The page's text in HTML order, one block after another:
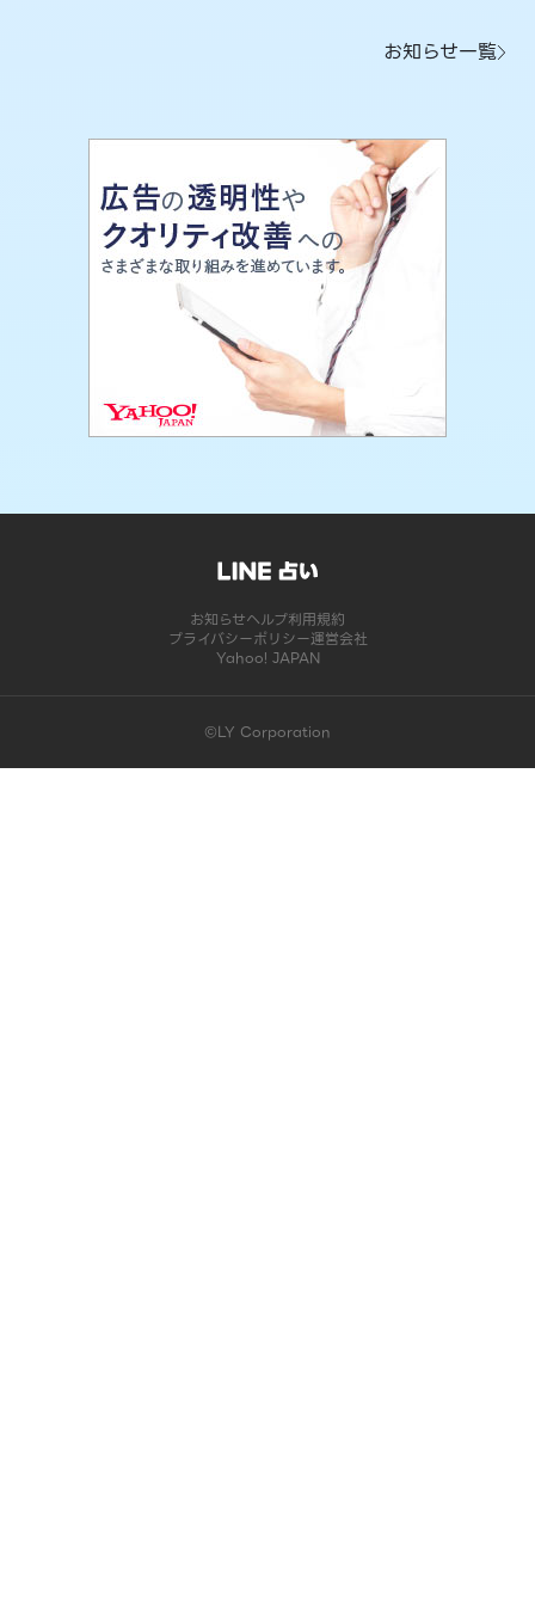
お知らせ一覧
お知らせヘルプ利用規約
プライバシーポリシー運営会社
Yahoo! JAPAN
©LY Corporation
このコンテンツは掲載が終了しました | LINE占い